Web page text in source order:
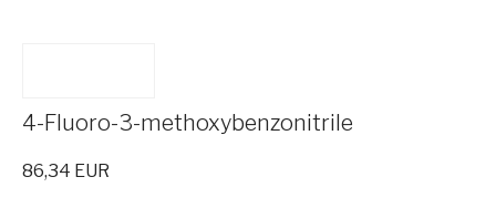
4-Fluoro-3-methoxybenzonitrile
86,34 EUR